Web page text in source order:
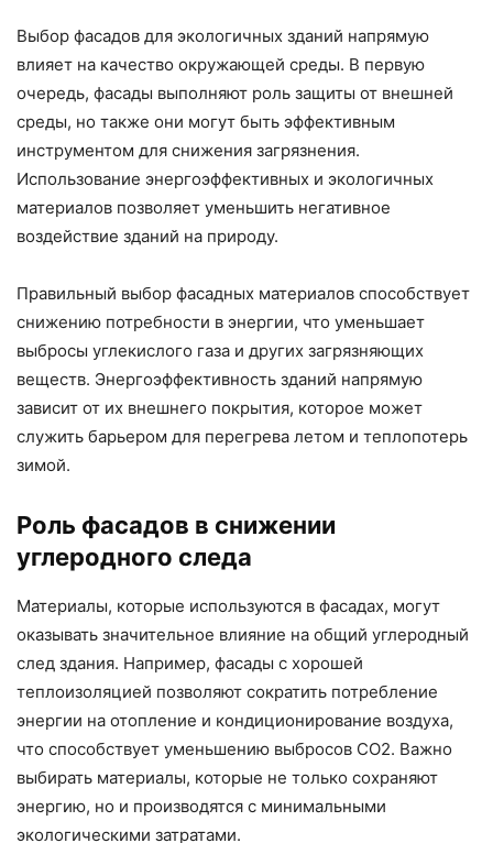
Выбор фасадов для экологичных зданий напрямую
влияет на качество окружающей среды. В первую
очередь, фасады выполняют роль защиты от внешней
среды, но также они могут быть эффективным
инструментом для снижения загрязнения.
Использование энергоэффективных и экологичных
материалов позволяет уменьшить негативное
воздействие зданий на природу.
Правильный выбор фасадных материалов способствует
снижению потребности в энергии, что уменьшает
выбросы углекислого газа и других загрязняющих
веществ. Энергоэффективность зданий напрямую
зависит от их внешнего покрытия, которое может
служить барьером для перегрева летом и теплопотерь
зимой.
Роль фасадов в снижении
углеродного следа
Материалы, которые используются в фасадах, могут
оказывать значительное влияние на общий углеродный
след здания. Например, фасады с хорошей
теплоизоляцией позволяют сократить потребление
энергии на отопление и кондиционирование воздуха,
что способствует уменьшению выбросов CO2. Важно
выбирать материалы, которые не только сохраняют
энергию, но и производятся с минимальными
экологическими затратами.